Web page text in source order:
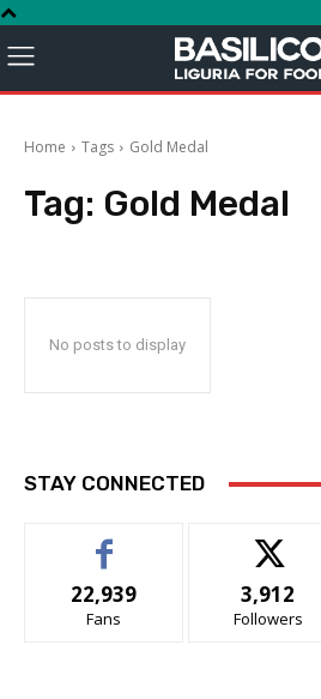
Home Tags Gold Medal
Tag: Gold Medal
No posts to display
STAY CONNECTED
22,939
Fans
3,912
Followers